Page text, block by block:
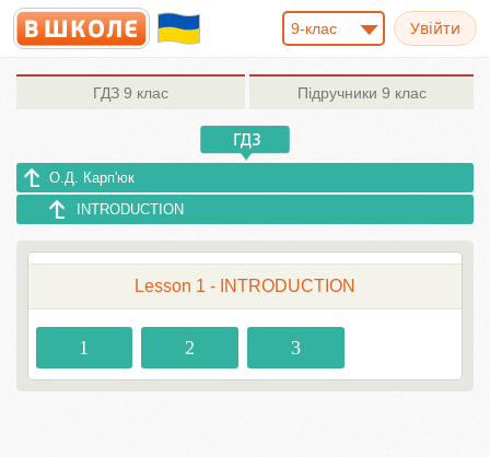
9-клас
ГДЗ 9 клас Підручники 9 клас
О.Д. Карп'юк
INTRODUCTION
Lesson 1 - INTRODUCTION
1 2 3